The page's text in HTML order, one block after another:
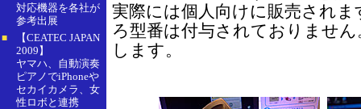
対応機器を各社が
参考出展
■
【CEATEC JAPAN
2009】
ヤマハ、自動演奏
ピアノでiPhoneや
セカイカメラ、女
性ロボと連携
実際には個人向けに販売され
ろ型番は付与されておりませ
します。